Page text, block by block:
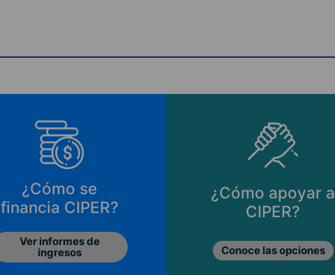
¿Cómo se
financia CIPER?
Ver informes de
ingresos
¿Cómo apoyar a
CIPER?
Conoce las opciones